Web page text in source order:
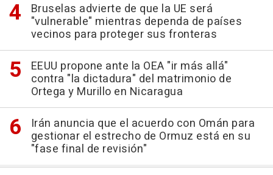
Bruselas advierte de que la UE será
"vulnerable" mientras dependa de países
vecinos para proteger sus fronteras
EEUU propone ante la OEA "ir más allá"
contra "la dictadura" del matrimonio de
Ortega y Murillo en Nicaragua
Irán anuncia que el acuerdo con Omán para
gestionar el estrecho de Ormuz está en su
"fase final de revisión"